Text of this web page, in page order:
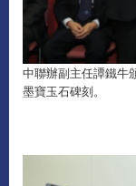
中聯辦副主任譚鐵牛
墨寶玉石碑刻。